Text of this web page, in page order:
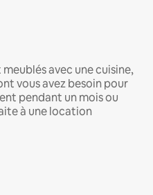
avec une cuisine,
vous avez besoin pour
pendant un mois ou
à une location